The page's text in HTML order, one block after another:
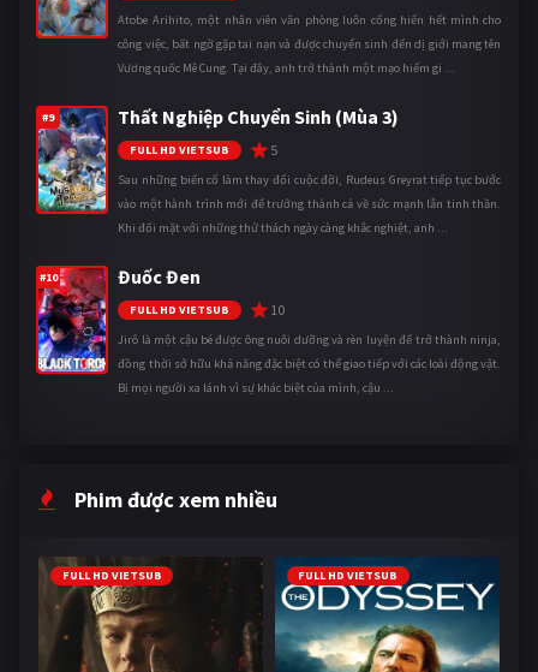
Atobe Arihito, một nhân viên văn phòng luôn cống hiến hết mình cho
công việc, bất ngờ gặp tai nạn và được chuyển sinh đến dị giới mang tên
Vương quốc Mê Cung. Tại đây, anh trở thành một mạo hiểm gi ...
#9 Thất Nghiệp Chuyển Sinh (Mùa 3)
FULL HD VIETSUB 5
Sau những biến cố làm thay đổi cuộc đời, Rudeus Greyrat tiếp tục bước
vào một hành trình mới để trưởng thành cả về sức mạnh lẫn tinh thần.
Khi đối mặt với những thử thách ngày càng khắc nghiệt, anh ...
#10 Đuốc Đen
FULL HD VIETSUB 10
Jirô là một cậu bé được ông nuôi dưỡng và rèn luyện để trở thành ninja,
đồng thời sở hữu khả năng đặc biệt có thể giao tiếp với các loài động vật.
Bị mọi người xa lánh vì sự khác biệt của mình, cậu ...
Phim được xem nhiều
FULL HD VIETSUB FULL HD VIETSUB